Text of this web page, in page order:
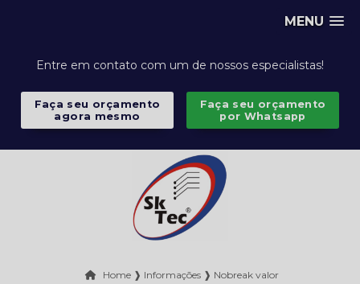
MENU
Entre em contato com um de nossos especialistas!
Faça seu orçamento
agora mesmo
Faça seu orçamento
por Whatsapp
Home ❱ Informações ❱ Nobreak valor